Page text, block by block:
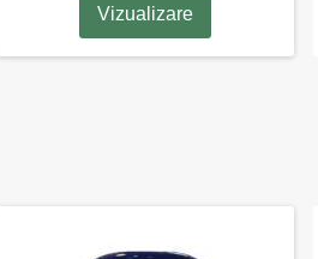
Vizualizare